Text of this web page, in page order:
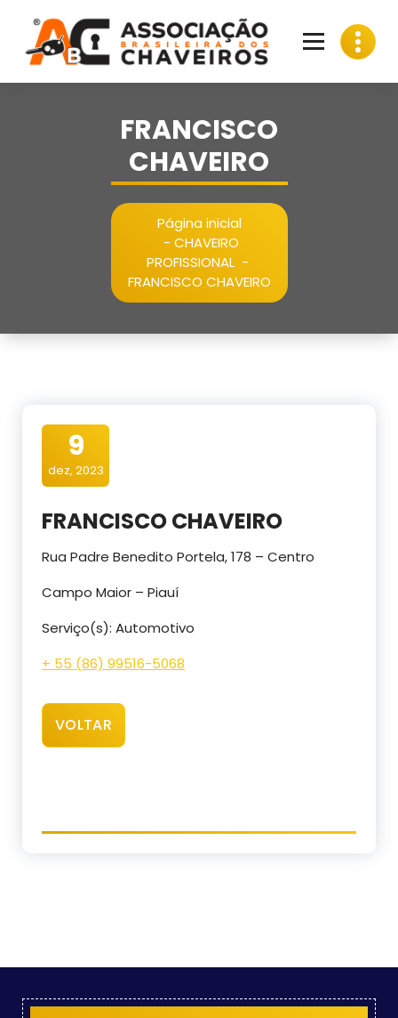
conteúdo
FRANCISCO
CHAVEIRO
Página inicial
- CHAVEIRO
PROFISSIONAL-
FRANCISCO CHAVEIRO
9
dez, 2023
FRANCISCO CHAVEIRO
Rua Padre Benedito Portela, 178 – Centro
Campo Maior – Piauí
Serviço(s): Automotivo
+ 55 (86) 99516-5068
VOLTAR